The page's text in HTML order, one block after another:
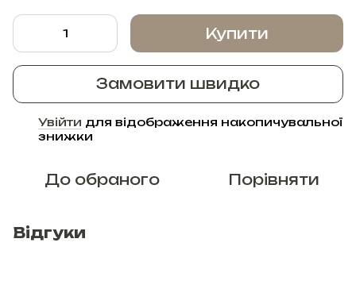
Купити
Замовити швидко
Увійти для відображення накопичувальної
знижки
До обраного Порівняти
Відгуки